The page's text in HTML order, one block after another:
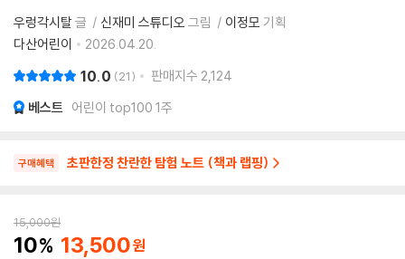
우렁각시탈 글 신재미 스튜디오 그림 이정모 기획
다산어린이
2026.04.20.
10.0 21 판매지수 2,124
베스트 어린이 top100 1주
구매혜택 초판한정 찬란한 탐험 노트 (책과 랩핑)
15,000원
10 13,500